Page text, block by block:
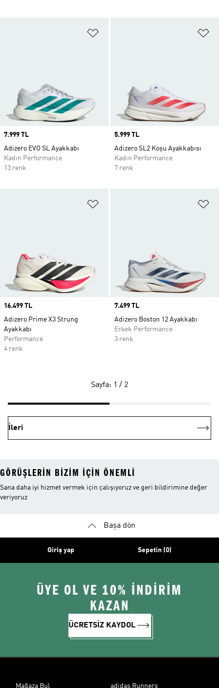
Price
7.999 TL
Adizero EVO SL Ayakkabı
Kadın Performance
13 renk
Price
5.999 TL
Adizero SL2 Koşu Ayakkabısı
Kadın Performance
7 renk
Price
16.499 TL
Adizero Prime X3 Strung
Ayakkabı
Performance
4 renk
Price
7.499 TL
Adizero Boston 12 Ayakkabı
Erkek Performance
3 renk
Sayfa: 1 / 2
İleri
GÖRÜŞLERIN BIZIM IÇIN ÖNEMLI
Sana daha iyi hizmet vermek için çalışıyoruz ve geri bildirimine değer
veriyoruz
Başa dön
Giriş yap Sepetin (0)
ÜYE OL VE 10% İNDİRİM
KAZAN
ÜCRETSİZ KAYDOL
Mağaza Bul adidas Runners